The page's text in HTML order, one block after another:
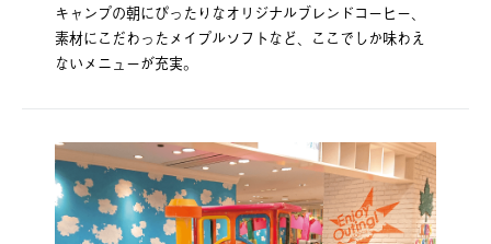
キャンプの朝にぴったりなオリジナルブレンドコーヒー、
素材にこだわったメイプルソフトなど、ここでしか味わえ
ないメニューが充実。